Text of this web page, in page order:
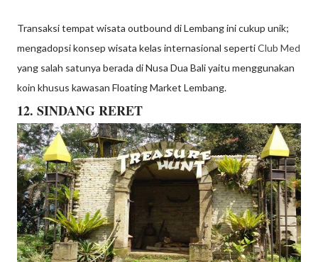
Transaksi tempat wisata outbound di Lembang ini cukup unik;
mengadopsi konsep wisata kelas internasional sepertiClub Med
yang salah satunya berada di Nusa Dua Bali yaitu menggunakan
koin khusus kawasan Floating Market Lembang.
12. SINDANG RERET